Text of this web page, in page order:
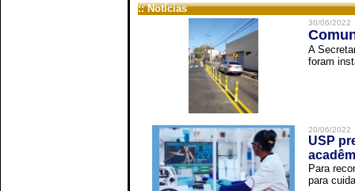
:: Notícias
30/06/2022
A
foram
20/06/2022
USP
Para
para